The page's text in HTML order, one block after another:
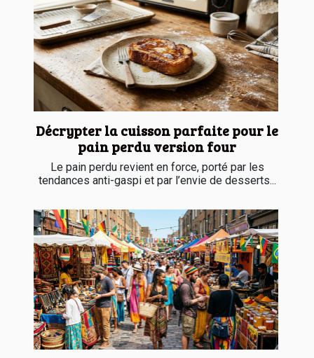
Décrypter la cuisson parfaite pour le
pain perdu version four
Le pain perdu revient en force, porté par les
tendances anti-gaspi et par l’envie de desserts...